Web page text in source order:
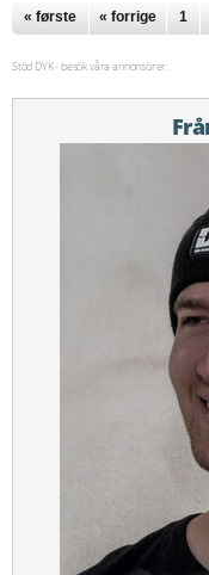
Sidor
« første « forrige 1
Stöd DYK - besök våra annonsörer: